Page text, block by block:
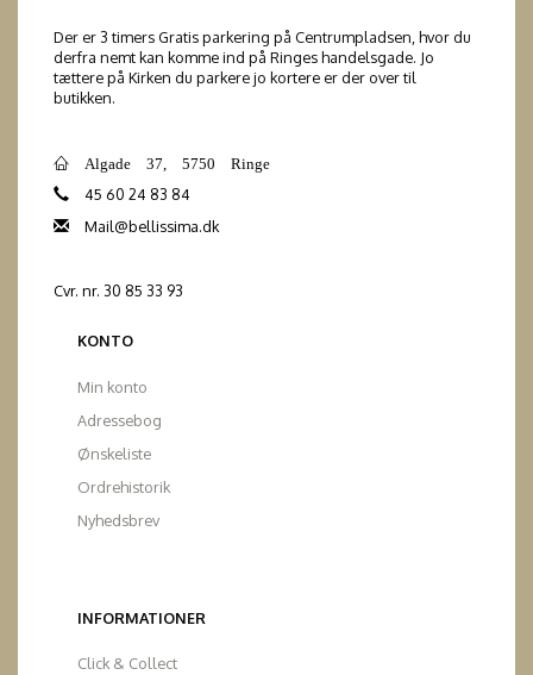
Der er 3 timers Gratis parkering på Centrumpladsen, hvor du
derfra nemt kan komme ind på Ringes handelsgade. Jo
tættere på Kirken du parkere jo kortere er der over til
butikken.
Algade 37, 5750 Ringe
45 60 24 83 84
Mail@bellissima.dk
Cvr. nr. 30 85 33 93
KONTO
Min konto
Adressebog
Ønskeliste
Ordrehistorik
Nyhedsbrev
INFORMATIONER
Click & Collect